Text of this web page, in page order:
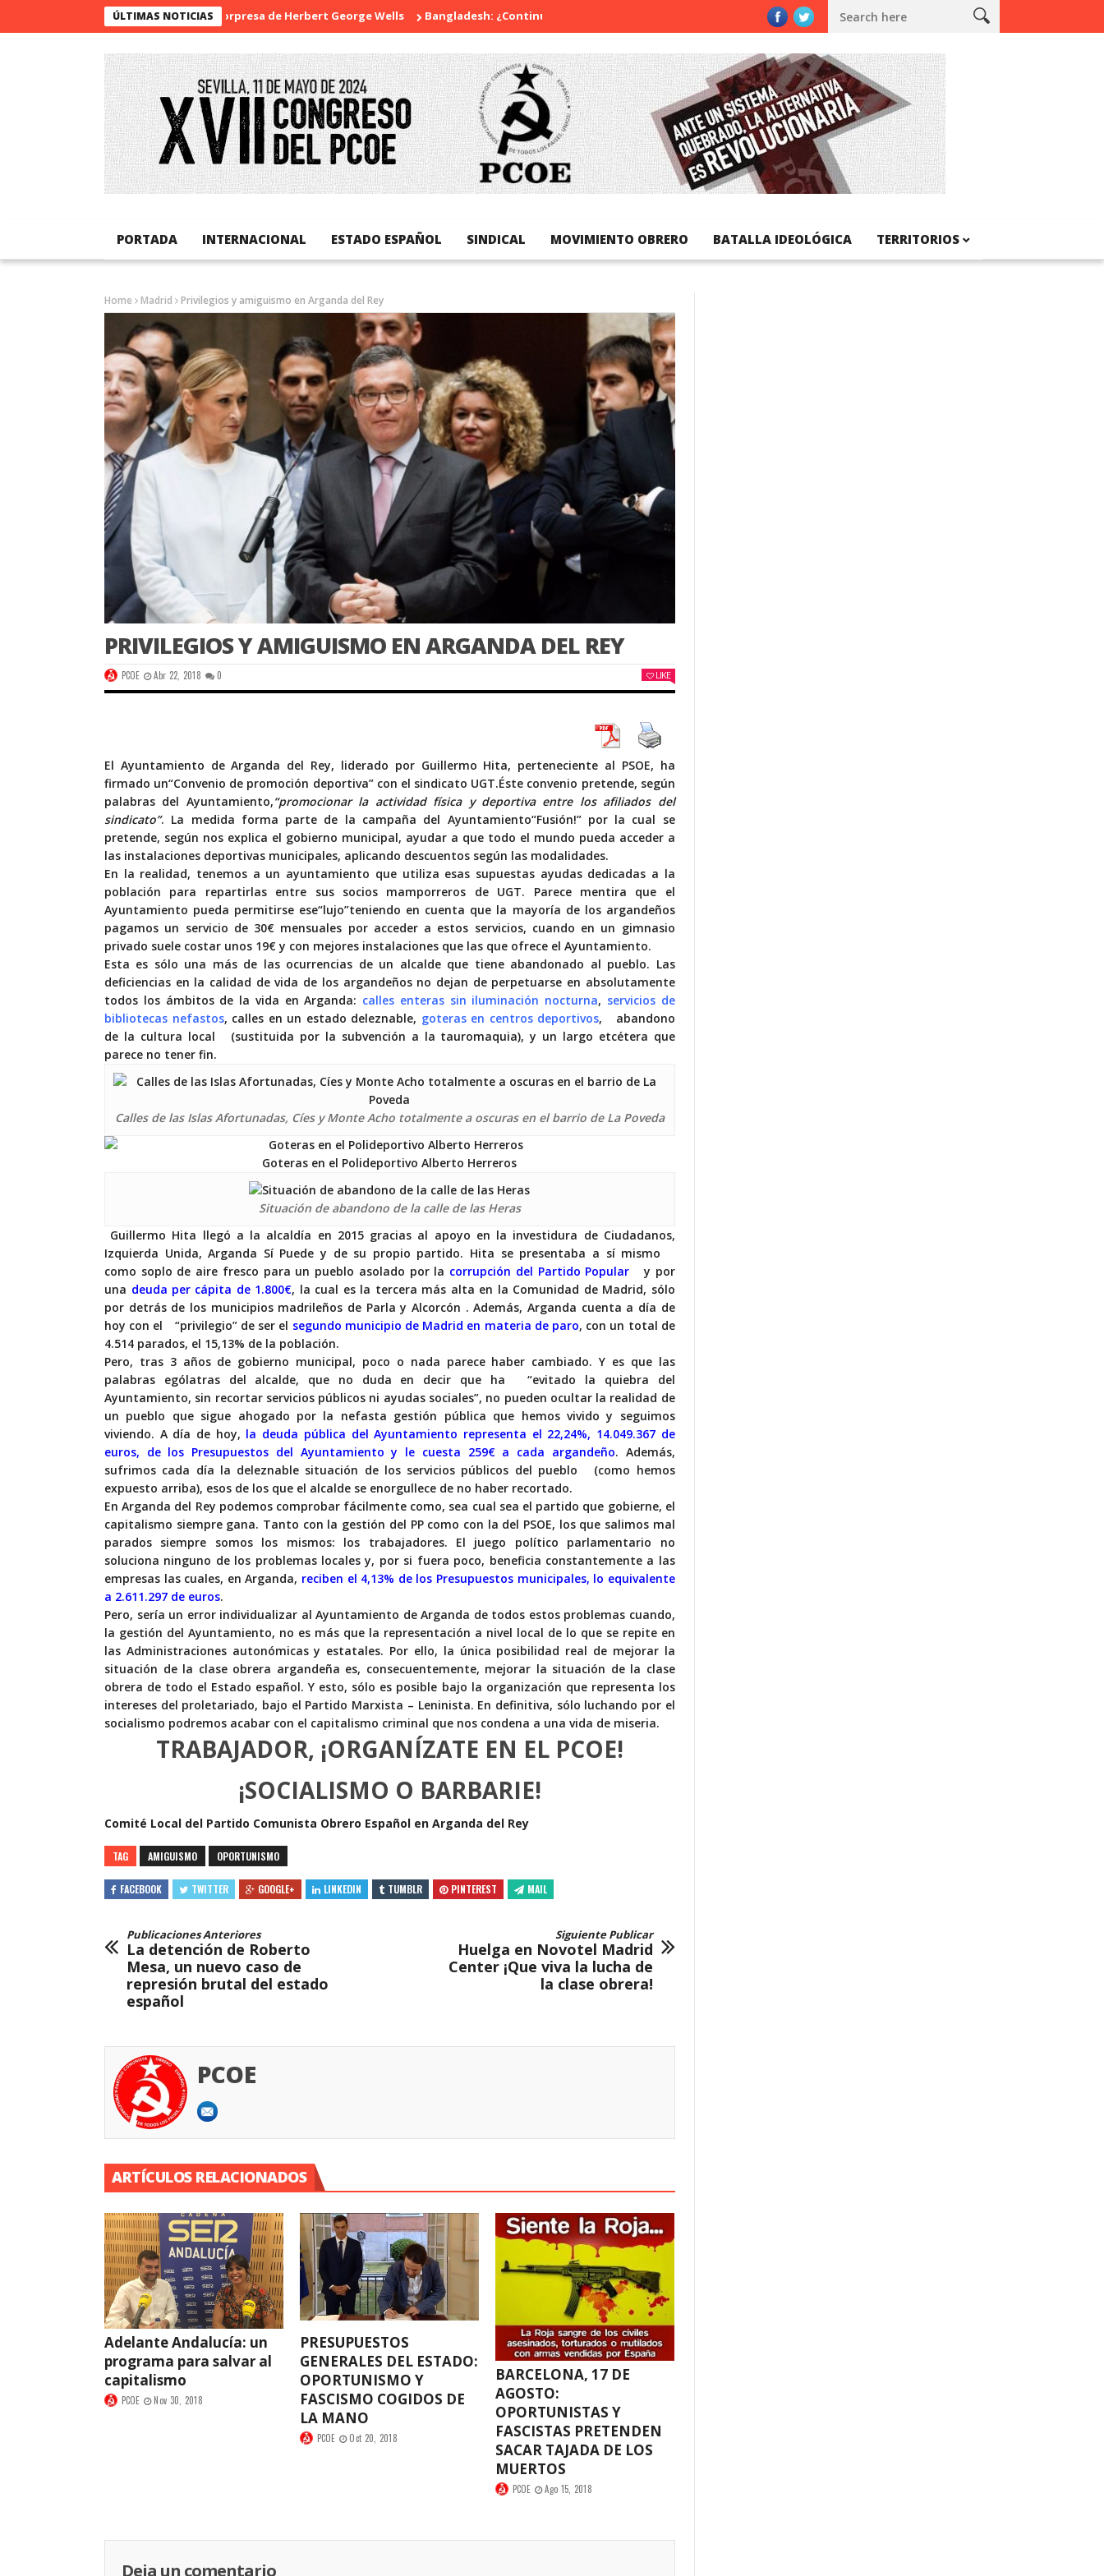
ÚLTIMAS NOTICIASLa sorpresa de Herbert George Wells Bangladesh: ¿Continuidad o revolución? Diada Nacional de Catalunya
PORTADA INTERNACIONAL ESTADO ESPAÑOL SINDICAL MOVIMIENTO OBRERO BATALLA IDEOLÓGICA TERRITORIOS
Home Madrid Privilegios y amiguismo en Arganda del Rey
PRIVILEGIOS Y AMIGUISMO EN ARGANDA DEL REY
PCOE Abr 22, 2018 0 LIKE
El Ayuntamiento de Arganda del Rey, liderado por Guillermo Hita, perteneciente al PSOE, ha
firmado un“Convenio de promoción deportiva” con el sindicato UGT.Éste convenio pretende, según
palabras del Ayuntamiento,“promocionar la actividad física y deportiva entre los afiliados del
sindicato”. La medida forma parte de la campaña del Ayuntamiento“Fusión!”por la cual se
pretende, según nos explica el gobierno municipal, ayudar a que todo el mundo pueda acceder a
las instalaciones deportivas municipales, aplicando descuentos según las modalidades.
En la realidad, tenemos a un ayuntamiento que utiliza esas supuestas ayudas dedicadas a la
población para repartirlas entre sus socios mamporreros de UGT. Parece mentira que el
Ayuntamiento pueda permitirse ese“lujo”teniendo en cuenta que la mayoría de los argandeños
pagamos un servicio de 30€ mensuales por acceder a estos servicios, cuando en un gimnasio
privado suele costar unos 19€ y con mejores instalaciones que las que ofrece el Ayuntamiento.
Esta es sólo una más de las ocurrencias de un alcalde que tiene abandonado al pueblo. Las
deficiencias en la calidad de vida de los argandeños no dejan de perpetuarse en absolutamente
todos los ámbitos de la vida en Arganda: calles enteras sin iluminación nocturna, servicios de
bibliotecas nefastos, calles en un estado deleznable, goteras en centros deportivos, abandono
de la cultura local (sustituida por la subvención a la tauromaquia), y un largo etcétera que
parece no tener fin.
Calles de las Islas Afortunadas, Cíes y Monte Acho totalmente a oscuras en el barrio de La Poveda
Goteras en el Polideportivo Alberto Herreros
Situación de abandono de la calle de las Heras
Guillermo Hita llegó a la alcaldía en 2015 gracias al apoyo en la investidura de Ciudadanos,
Izquierda Unida, Arganda Sí Puede y de su propio partido. Hita se presentaba a sí mismo
como soplo de aire fresco para un pueblo asolado por la corrupción del Partido Popular
y por
una deuda per cápita de 1.800€, la cual es la tercera más alta en la Comunidad de Madrid, sólo
por detrás de los municipios madrileños de Parla y Alcorcón . Además, Arganda cuenta a día de
hoy con el “privilegio”de ser el segundo municipio de Madrid en materia de paro, con un total de
4.514 parados, el 15,13% de la población.
Pero, tras 3 años de gobierno municipal, poco o nada parece haber cambiado. Y es que las
palabras ególatras del alcalde, que no duda en decir que ha“evitado la quiebra del
Ayuntamiento, sin recortar servicios públicos ni ayudas sociales”, no pueden ocultar la realidad de
un pueblo que sigue ahogado por la nefasta gestión pública que hemos vivido y seguimos
viviendo. A día de hoy, la deuda pública del Ayuntamiento representa el 22,24%, 14.049.367 de
euros, de los Presupuestos del Ayuntamiento y le cuesta 259€ a cada argandeño. Además,
sufrimos cada día la deleznable situación de los servicios públicos del pueblo (como hemos
expuesto arriba), esos de los que el alcalde se enorgullece de no haber recortado.
En Arganda del Rey podemos comprobar fácilmente como, sea cual sea el partido que gobierne, el
capitalismo siempre gana. Tanto con la gestión del PP como con la del PSOE, los que salimos mal
parados siempre somos los mismos: los trabajadores. El juego político parlamentario no
soluciona ninguno de los problemas locales y, por si fuera poco, beneficia constantemente a las
empresas las cuales, en Arganda, reciben el 4,13% de los Presupuestos municipales, lo equivalente
a 2.611.297 de euros.
Pero, sería un error individualizar al Ayuntamiento de Arganda de todos estos problemas cuando,
la gestión del Ayuntamiento, no es más que la representación a nivel local de lo que se repite en
las Administraciones autonómicas y estatales. Por ello, la única posibilidad real de mejorar la
situación de la clase obrera argandeña es, consecuentemente, mejorar la situación de la clase
obrera de todo el Estado español. Y esto, sólo es posible bajo la organización que representa los
intereses del proletariado, bajo el Partido Marxista – Leninista. En definitiva, sólo luchando por el
socialismo podremos acabar con el capitalismo criminal que nos condena a una vida de miseria.
TRABAJADOR, ¡ORGANÍZATE EN EL PCOE!
¡SOCIALISMO O BARBARIE!
Comité Local del Partido Comunista Obrero Español en Arganda del Rey
TAG AMIGUISMO OPORTUNISMO
FACEBOOK TWITTER GOOGLE+ LINKEDIN TUMBLR PINTEREST MAIL
Publicaciones Anteriores
La detención de Roberto
Mesa, un nuevo caso de
represión brutal del estado
español
Siguiente Publicar
Huelga en Novotel Madrid
Center ¡Que viva la lucha de
la clase obrera!
PCOE
ARTÍCULOS RELACIONADOS
Adelante Andalucía: un
programa para salvar al
capitalismo
PCOE Nov 30, 2018
PRESUPUESTOS
GENERALES DEL ESTADO:
OPORTUNISMO Y
FASCISMO COGIDOS DE
LA MANO
PCOE Oct 20, 2018
BARCELONA, 17 DE
AGOSTO:
OPORTUNISTAS Y
FASCISTAS PRETENDEN
SACAR TAJADA DE LOS
MUERTOS
PCOE Ago 15, 2018
Deja un comentario